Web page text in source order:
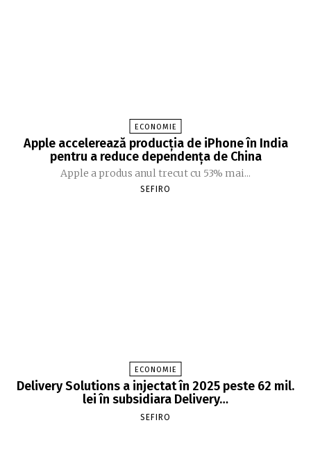
ECONOMIE
Apple accelerează producția de iPhone în India
pentru a reduce dependența de China
Apple a produs anul trecut cu 53% mai...
SEFIRO
ECONOMIE
Delivery Solutions a injectat în 2025 peste 62 mil.
lei în subsidiara Delivery…
SEFIRO